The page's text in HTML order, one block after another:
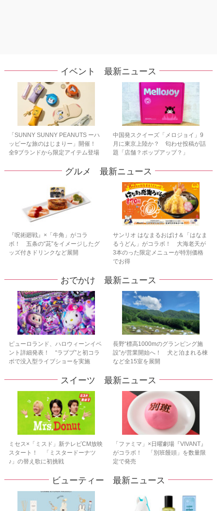
イベント 最新ニュース
「SUNNY SUNNY PEANUTS ーハ
ッピーな旅のはじまりー」開催！
全9ブランドから限定アイテム登場
中国発スクイーズ「メロジョイ」9
月に東京上陸か？ 匂わせ投稿が話
題「店舗？ポップアップ？」
グルメ 最新ニュース
『呪術廻戦』×「牛角」がコラ
ボ！ 五条の“茈”をイメージしたグ
ッズ付きドリンクなど展開
サンリオ はなまるおばけ＆「はなま
るうどん」がコラボ！ 大海老天が
3本のった限定メニューが特別価格
でお得
おでかけ 最新ニュース
ピューロランド、ハロウィーンイベ
ント詳細発表！ “ラブブ”と初コラ
ボで没入型ライブショーを実施
長野“標高1000mのグランピング施
設”が営業開始へ！ 犬と泊まれる棟
など全15室を展開
スイーツ 最新ニュース
ミセス×「ミスド」新テレビCM放映
スタート！ 「ミスタードーナツ
♪」の替え歌に初挑戦
「ファミマ」×日曜劇場『VIVANT』
がコラボ！ 「別班饅頭」を数量限
定で発売
ビューティー 最新ニュース